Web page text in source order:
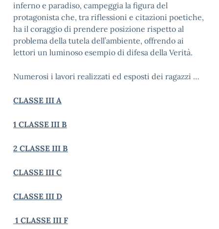
inferno e paradiso, campeggia la figura del
protagonista che, tra riflessioni e citazioni poetiche,
ha il coraggio di prendere posizione rispetto al
problema della tutela dell’ambiente, offrendo ai
lettori un luminoso esempio di difesa della Verità.
Numerosi i lavori realizzati ed esposti dei ragazzi …
CLASSE III A
1 CLASSE III B
2 CLASSE III B
CLASSE III C
CLASSE III D
1 CLASSE III F